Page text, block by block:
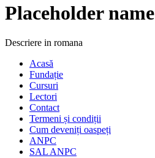
Placeholder name
Descriere in romana
Acasă
Fundație
Cursuri
Lectori
Contact
Termeni și condiții
Cum deveniți oaspeți
ANPC
SAL ANPC